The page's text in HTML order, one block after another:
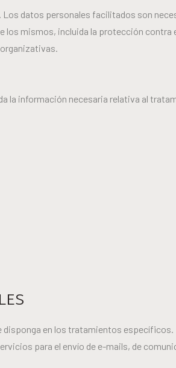
datos personales facilitados son
los mismos, incluida la protección
la información necesaria relativa al
disponga en los tratamientos específicos.
para el envío de e-mails, de